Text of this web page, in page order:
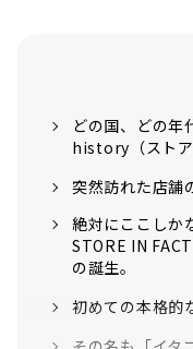
は、新店
入してき
す！
らから
丸太町の
どの国、どの
history（ストア
突然訪れた店舗
絶対にここしか
STORE IN
の誕生。
初めての本格的